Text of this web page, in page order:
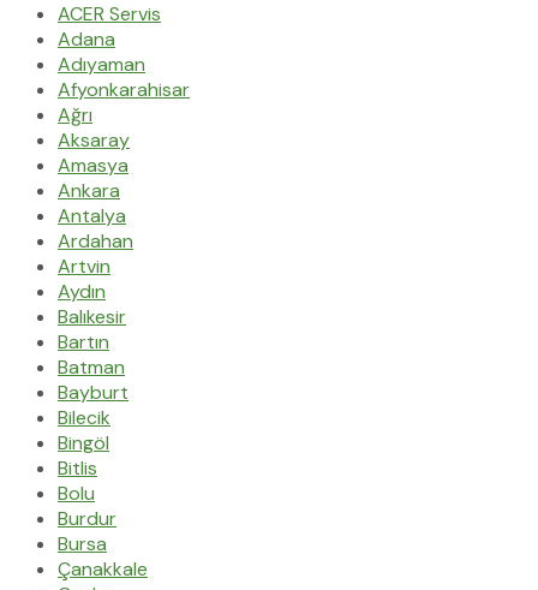
ACER Servis
Adana
Adıyaman
Afyonkarahisar
Ağrı
Aksaray
Amasya
Ankara
Antalya
Ardahan
Artvin
Aydın
Balıkesir
Bartın
Batman
Bayburt
Bilecik
Bingöl
Bitlis
Bolu
Burdur
Bursa
Çanakkale